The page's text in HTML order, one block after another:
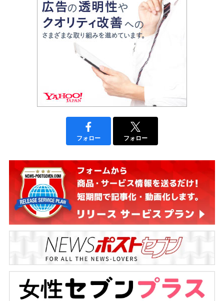
フォロー フォロー